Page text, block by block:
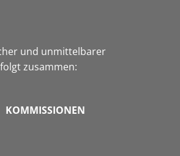
und unmittelbarer
zusammen:
KOMMISSIONEN